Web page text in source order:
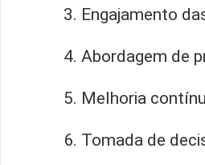
Engajamento
Abordagem de
Melhoria
Tomada de